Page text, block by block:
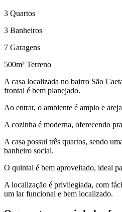
3 Quartos
3 Banheiros
7 Garagens
500m² Terreno
A casa localizada no bairro São
frontal é bem planejado.
Ao entrar, o ambiente é amplo e
A cozinha é moderna, oferecendo
A casa possui três quartos, sendo
banheiro social.
O quintal é bem aproveitado, ideal
A localização é privilegiada, com
um lar funcional e bem localizado.